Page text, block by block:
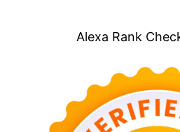
Alexa Rank